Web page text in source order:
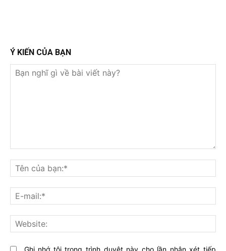
Ý KIẾN CỦA BẠN
nghĩ
gì
về
bài
viết
này?
Ghi nhớ tôi trong trình duyệt này cho lần nhận xét tiếp